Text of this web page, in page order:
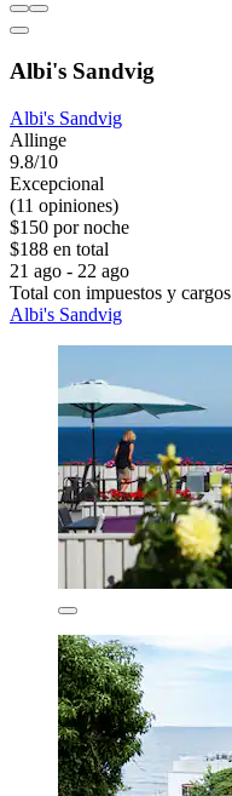
Albi's Sandvig
Albi's Sandvig
Allinge
9.8/10
Excepcional
(11 opiniones)
$150 por noche
$188 en total
21 ago - 22 ago
Total con impuestos y cargos
Albi's Sandvig